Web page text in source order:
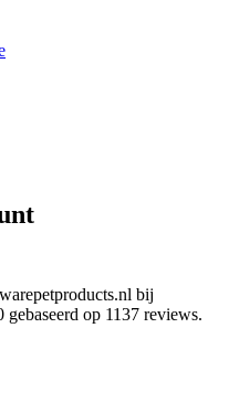
bij
gebaseerd op 1137 reviews.